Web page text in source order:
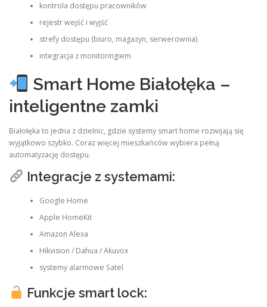
kontrola dostępu pracowników
rejestr wejść i wyjść
strefy dostępu (biuro, magazyn, serwerownia)
integracja z monitoringiem
Smart Home Białołęka –
inteligentne zamki
Białołęka to jedna z dzielnic, gdzie systemy smart home rozwijają się
wyjątkowo szybko. Coraz więcej mieszkańców wybiera pełną
automatyzację dostępu.
Integracje z systemami:
Google Home
Apple HomeKit
Amazon Alexa
Hikvision / Dahua / Akuvox
systemy alarmowe Satel
Funkcje smart lock: